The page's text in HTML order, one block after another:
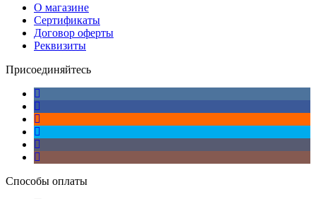
О магазине
Сертификаты
Договор оферты
Реквизиты
Присоединяйтесь
Способы оплаты